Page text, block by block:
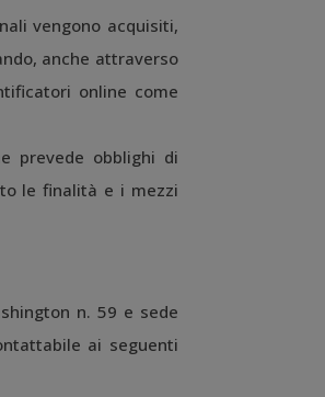
vengono acquisiti,
anche attraverso
online come
prevede obblighi di
le finalità e i mezzi
n. 59 e sede
ai seguenti